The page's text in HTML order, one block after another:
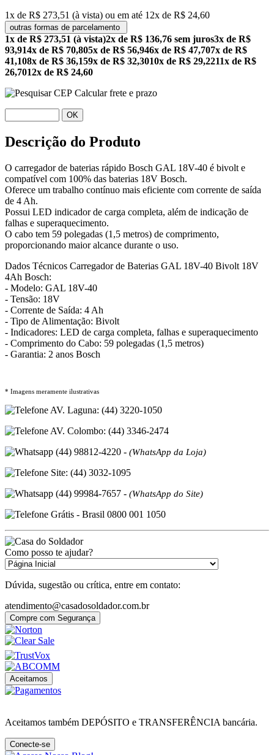
1x de R$ 273,51 (à vista) ou em até 12x de R$ 24,60
outras formas de parcelamento
1x de R$ 273,51 (à vista)2x de R$ 136,76 sem juros3x de R$
93,914x de R$ 70,805x de R$ 56,946x de R$ 47,707x de R$
41,108x de R$ 36,159x de R$ 32,3010x de R$ 29,2211x de R$
26,7012x de R$ 24,60
Calcular frete e prazo
OK
Descrição do Produto
O carregador de baterias rápido Bosch GAL 18V-40 é bivolt e
compatível com 100% das baterias 18V Bosch.
Oferece um trabalho contínuo mais eficiente com corrente de saída
de 4 Ah.
Possui LED indicador de carga completa, além de indicação de
falhas e superaquecimento.
O cabo tem 59 polegadas (1,5 metros) de comprimento,
proporcionando maior alcance durante o uso.
Dados Técnicos Carregador de Baterias GAL 18V-40 Bivolt 18V
4Ah Bosch:
- Modelo: GAL 18V-40
- Tensão: 18V
- Corrente de Saída: 4 Ah
- Tipo de Alimentação: Bivolt
- Indicadores: LED de carga completa, falhas e superaquecimento
- Comprimento do Cabo: 59 polegadas (1,5 metros)
- Garantia: 2 anos Bosch
* Imagens meramente ilustrativas
AV. Laguna: (44) 3220-1050
AV. Colombo: (44) 3346-2474
(44) 98812-4220 - (WhatsApp da Loja)
Site: (44) 3032-1095
(44) 99984-7657 - (WhatsApp do Site)
Grátis - Brasil 0800 001 1050
Como posso te ajudar?
Dúvida, sugestão ou crítica, entre em contato:
atendimento@casadosoldador.com.br
Compre com Segurança
Aceitamos
Aceitamos também DEPÓSITO e TRANSFERÊNCIA bancária.
Conecte-se